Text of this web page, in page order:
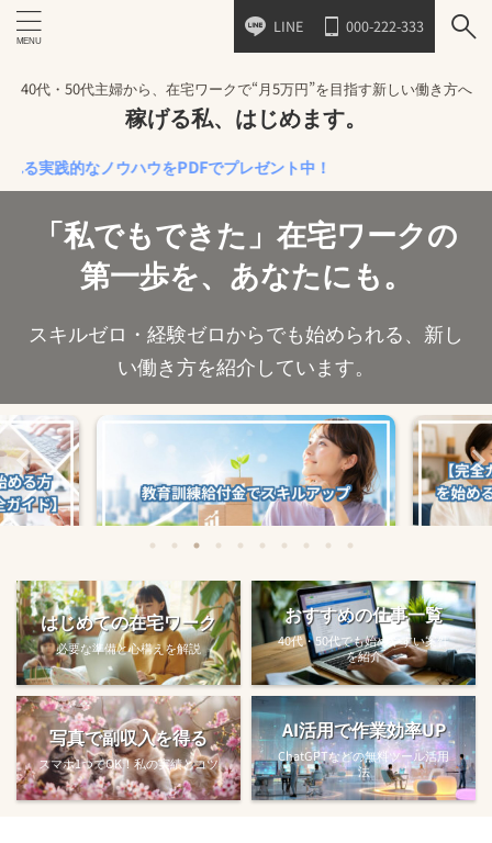
LINE 000-222-333
40代・50代主婦から、在宅ワークで“月5万円”を目指す新しい働き方へ
稼げる私、はじめます。
的なノウハウをPDFでプレゼント中！
「私でもできた」在宅ワークの
第一歩を、あなたにも。
スキルゼロ・経験ゼロからでも始められる、新し
い働き方を紹介しています。
る方法
教育訓練給付金で賢くスキルアップする
方法【主婦でも使え...
【完全ガ
はじめての在宅ワーク
必要な準備と心構えを解説
おすすめの仕事一覧
40代・50代でも始めやすい案件
を紹介
写真で副収入を得る
スマホ1つでOK！私の実績とコツ
AI活用で作業効率UP
ChatGPTなどの無料ツール活用
法